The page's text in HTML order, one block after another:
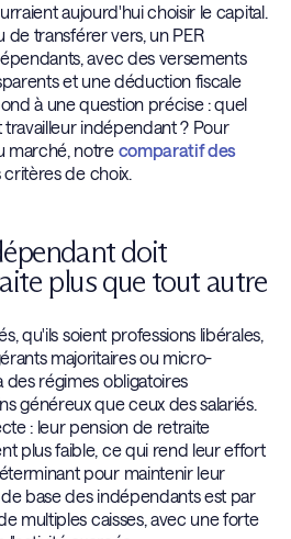
aujourd'hui choisir le capital.
de transférer vers, un PER
avec des versements
et une déduction fiscale
à une question précise : quel
travailleur indépendant ? Pour
marché, notre comparatif des
de choix.
doit
plus que tout autre
qu'ils soient professions libérales,
majoritaires ou micro-
régimes obligatoires
généreux que ceux des salariés.
: leur pension de retraite
plus faible, ce qui rend leur effort
pour maintenir leur
base des indépendants est par
multiples caisses, avec une forte